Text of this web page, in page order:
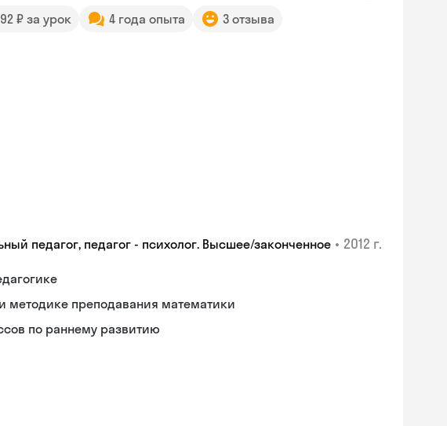
₽ за урок 4 года опыта 3 отзыва
педагог, педагог - психолог. Высшее/законченное • 2012 г.
методике преподавания математики
по раннему развитию